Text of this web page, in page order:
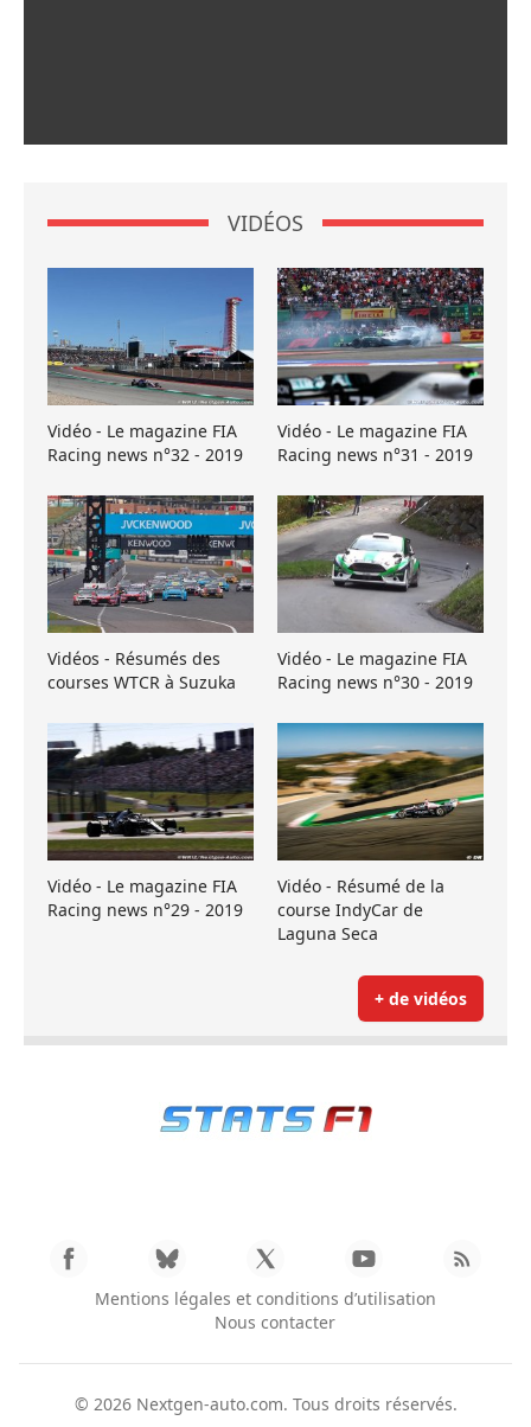
VIDÉOS
Vidéo - Le magazine FIA
Racing news n°32 - 2019
Vidéo - Le magazine FIA
Racing news n°31 - 2019
Vidéos - Résumés des
courses WTCR à Suzuka
Vidéo - Le magazine FIA
Racing news n°30 - 2019
Vidéo - Le magazine FIA
Racing news n°29 - 2019
Vidéo - Résumé de la
course IndyCar de
Laguna Seca
+ de vidéos
Mentions légales et conditions d’utilisation
Nous contacter
© 2026 Nextgen-auto.com. Tous droits réservés.